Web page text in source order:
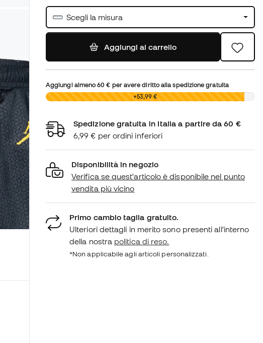
Scegli la misura
Aggiungi al carrello
Aggiungi almeno60 € per avere diritto alla spedizione gratuita
0,00 € +53,99 €
Spedizione gratuita in Italia a partire da 60 €
6,99 € per ordini inferiori
Disponibilità in negozio
Verifica se quest'articolo è disponibile nel punto
vendita più vicino
Primo cambio taglia gratuito.
Ulteriori dettagli in merito sono presenti all'interno
della nostra politica di reso.
*Non applicabile agli articoli personalizzati.